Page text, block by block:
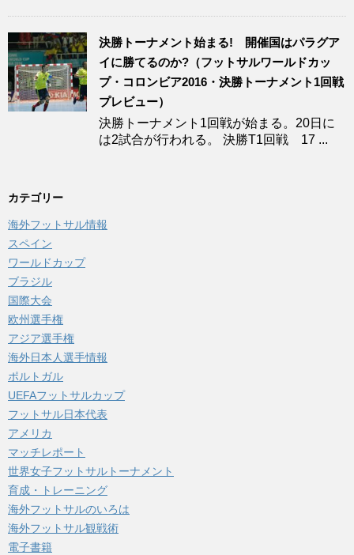
決勝トーナメント始まる! 開催国はパラグア
イに勝てるのか?（フットサルワールドカッ
プ・コロンビア2016・決勝トーナメント1回戦
プレビュー）
決勝トーナメント1回戦が始まる。20日に
は2試合が行われる。 決勝T1回戦 17 ...
カテゴリー
海外フットサル情報
スペイン
ワールドカップ
ブラジル
国際大会
欧州選手権
アジア選手権
海外日本人選手情報
ポルトガル
UEFAフットサルカップ
フットサル日本代表
アメリカ
マッチレポート
世界女子フットサルトーナメント
育成・トレーニング
海外フットサルのいろは
海外フットサル観戦術
電子書籍